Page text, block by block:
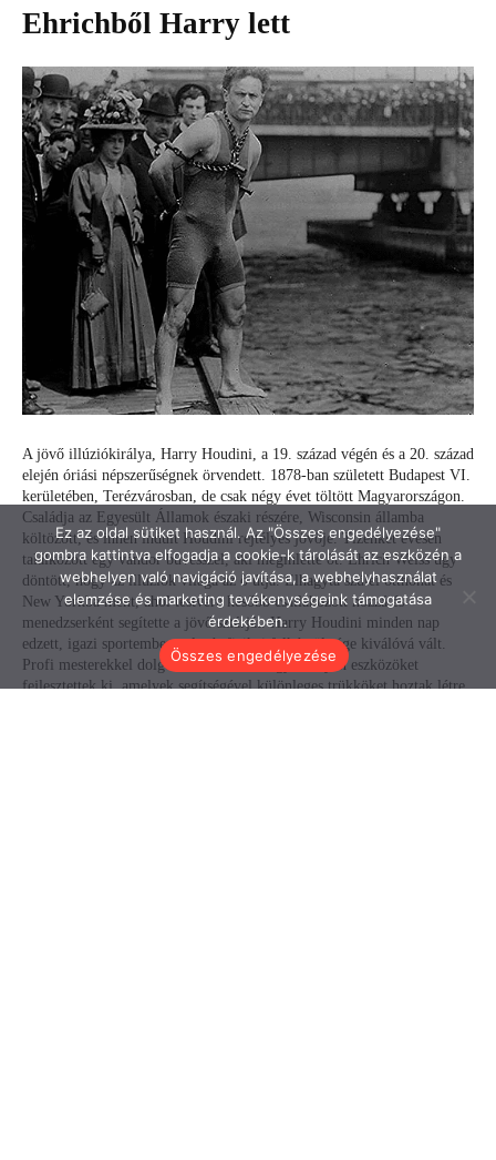
Ez az oldal sütiket használ. Az "Összes engedélyezése"
gombra kattintva elfogadja a cookie-k tárolását az eszközén a
webhelyen való navigáció javítása, a webhelyhasználat
elemzése és marketing tevékenységeink támogatása
érdekében.
Összes engedélyezése